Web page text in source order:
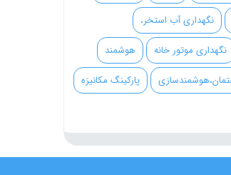
نگهداری آب استخر،
نگهداری موتور خانه
هوشمند
پارکینگ مکانیزه